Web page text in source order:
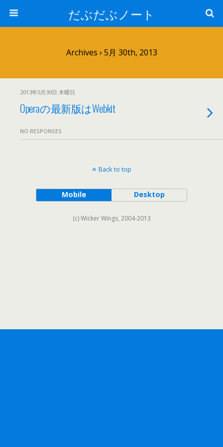
だぶだぶノート
Archives › 5月 30th, 2013
2013年5月30日 木曜日
Operaの最新版はWebkit
NO RESPONSES
Back to top
Mobile Desktop
(c) Wicker Wings, 2004-2013